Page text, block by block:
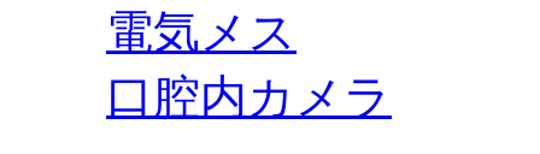
電気メス
口腔内カメラ